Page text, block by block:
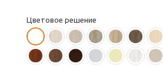
Цветовое решение